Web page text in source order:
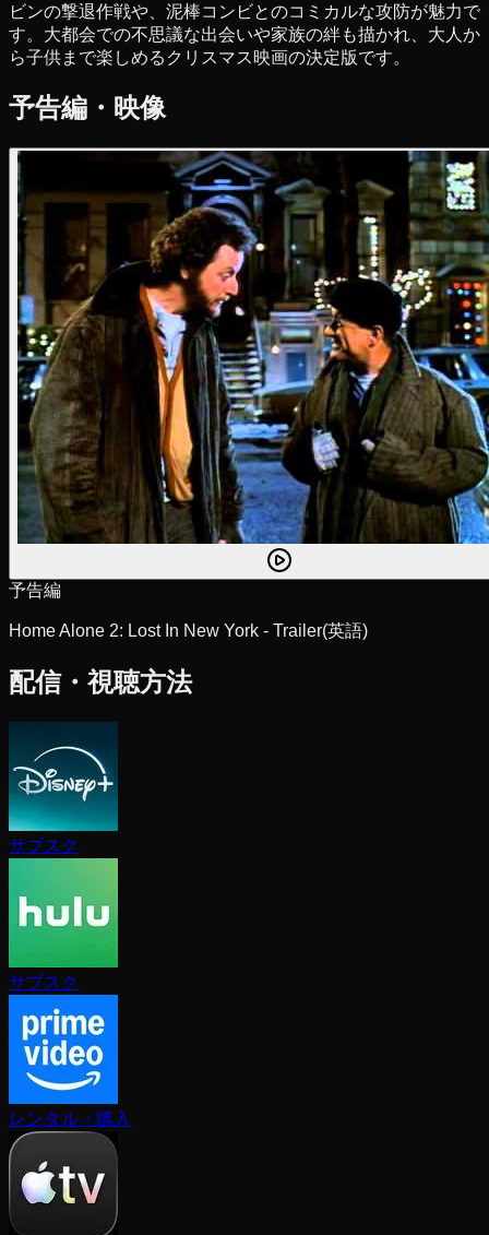
ビンの撃退作戦や、泥棒コンビとのコミカルな攻防が魅力で
す。大都会での不思議な出会いや家族の絆も描かれ、大人か
ら子供まで楽しめるクリスマス映画の決定版です。
予告編・映像
予告編
Home Alone 2: Lost In New York - Trailer(英語)
配信・視聴方法
サブスク
サブスク
レンタル・購入